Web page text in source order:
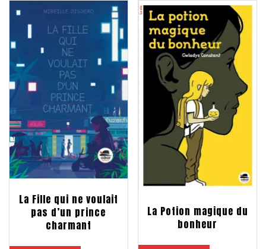
La Fille qui ne voulait
pas d’un prince
charmant
La Potion magique du
bonheur